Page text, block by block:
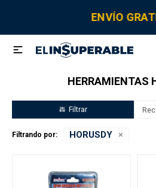
ENVÍO

HERRAMIENTAS
Filtrando por: HORUSDY
Sanitaria Tornillería
Fitting
Grifería y canillas
Repuestos